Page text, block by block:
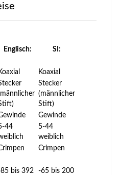
Englisch:
SI:
Koaxial
Stecker
(männlicher
Stift)
Gewinde
44
5-44
weiblich
Crimpen
bis 392
-65 bis 200